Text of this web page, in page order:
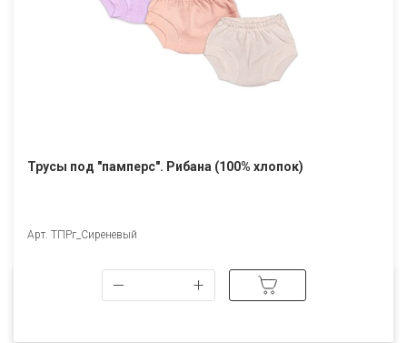
Трусы под "памперс". Рибана (100% хлопок)
Арт. ТПРг_Сиреневый